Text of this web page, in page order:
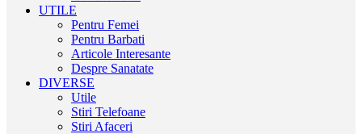
UTILE
Pentru Femei
Pentru Barbati
Articole Interesante
Despre Sanatate
DIVERSE
Utile
Stiri Telefoane
Stiri Afaceri